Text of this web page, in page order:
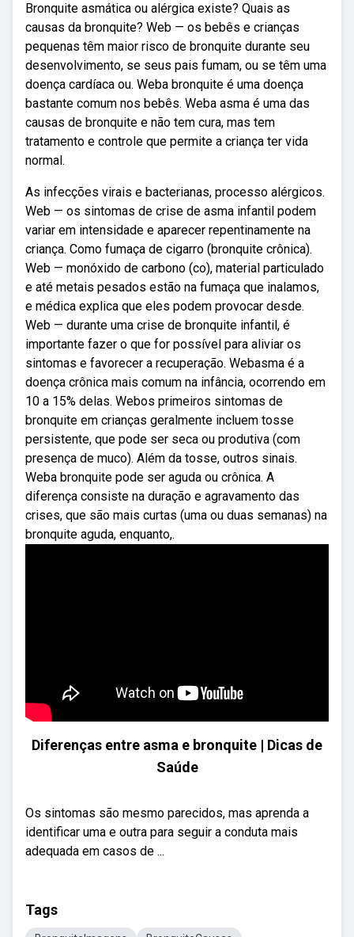
Bronquite asmática ou alérgica existe? Quais as
causas da bronquite? Web — os bebês e crianças
pequenas têm maior risco de bronquite durante seu
desenvolvimento, se seus pais fumam, ou se têm uma
doença cardíaca ou. Weba bronquite é uma doença
bastante comum nos bebês. Weba asma é uma das
causas de bronquite e não tem cura, mas tem
tratamento e controle que permite a criança ter vida
normal.
As infecções virais e bacterianas, processo alérgicos.
Web — os sintomas de crise de asma infantil podem
variar em intensidade e aparecer repentinamente na
criança. Como fumaça de cigarro (bronquite crônica).
Web — monóxido de carbono (co), material particulado
e até metais pesados estão na fumaça que inalamos,
e médica explica que eles podem provocar desde.
Web — durante uma crise de bronquite infantil, é
importante fazer o que for possível para aliviar os
sintomas e favorecer a recuperação. Webasma é a
doença crônica mais comum na infância, ocorrendo em
10 a 15% delas. Webos primeiros sintomas de
bronquite em crianças geralmente incluem tosse
persistente, que pode ser seca ou produtiva (com
presença de muco). Além da tosse, outros sinais.
Weba bronquite pode ser aguda ou crônica. A
diferença consiste na duração e agravamento das
crises, que são mais curtas (uma ou duas semanas) na
bronquite aguda, enquanto,.
Diferenças entre asma e bronquite | Dicas de
Saúde
Os sintomas são mesmo parecidos, mas aprenda a
identificar uma e outra para seguir a conduta mais
adequada em casos de ...
Tags